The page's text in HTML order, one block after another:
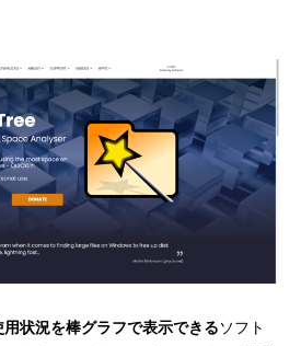
状況を棒グラフで表示できる ソフト